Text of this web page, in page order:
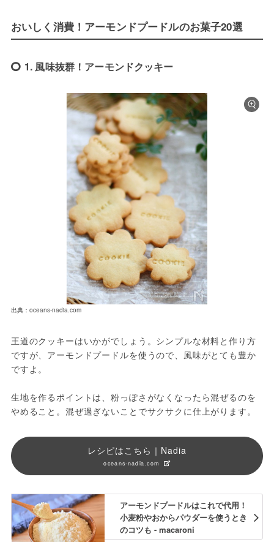
おいしく消費！アーモンドプードルのお菓子20選
1. 風味抜群！アーモンドクッキー
出典：oceans-nadia.com
王道のクッキーはいかがでしょう。シンプルな材料と作り方
ですが、アーモンドプードルを使うので、風味がとても豊か
ですよ。
生地を作るポイントは、粉っぽさがなくなったら混ぜるのを
やめること。混ぜ過ぎないことでサクサクに仕上がります。
レシピはこちら｜Nadia
oceans-nadia.com
アーモンドプードルはこれで代用！
小麦粉やおからパウダーを使うとき
のコツも - macaroni